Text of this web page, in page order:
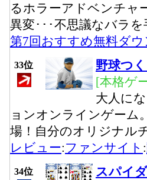
るホラーアドベンチャ
異変･･･不思議なバラ
第7回おすすめ無料ダ
33位
野球つく
[本格ゲ
大人に
ョンオンラインゲーム
場！自分のオリジナル
レビュー:ファンサイト :
34位
スパイ